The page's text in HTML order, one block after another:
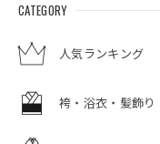
CATEGORY
人気ランキング
袴・浴衣・髪飾り